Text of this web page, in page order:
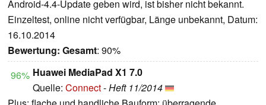
Android-4.4-Update geben wird, ist bisher nicht bekannt.
Einzeltest, online nicht verfügbar, Länge unbekannt, Datum:
16.10.2014
Bewertung: Gesamt: 90%
96% Huawei MediaPad X1 7.0
Quelle: Connect-Heft 11/2014